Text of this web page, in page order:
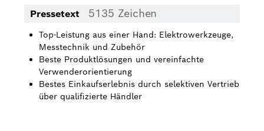
Über uns
Bosch in Österreich
Karriere bei Bosch in Österreich
Bosch Weltweit
Pressetext 5135 Zeichen
Top-Leistung aus einer Hand: Elektrowerkzeuge,
Messtechnik und Zubehör
Beste Produktlösungen und vereinfachte
Verwenderorientierung
Bestes Einkaufserlebnis durch selektiven Vertrieb
über qualifizierte Händler